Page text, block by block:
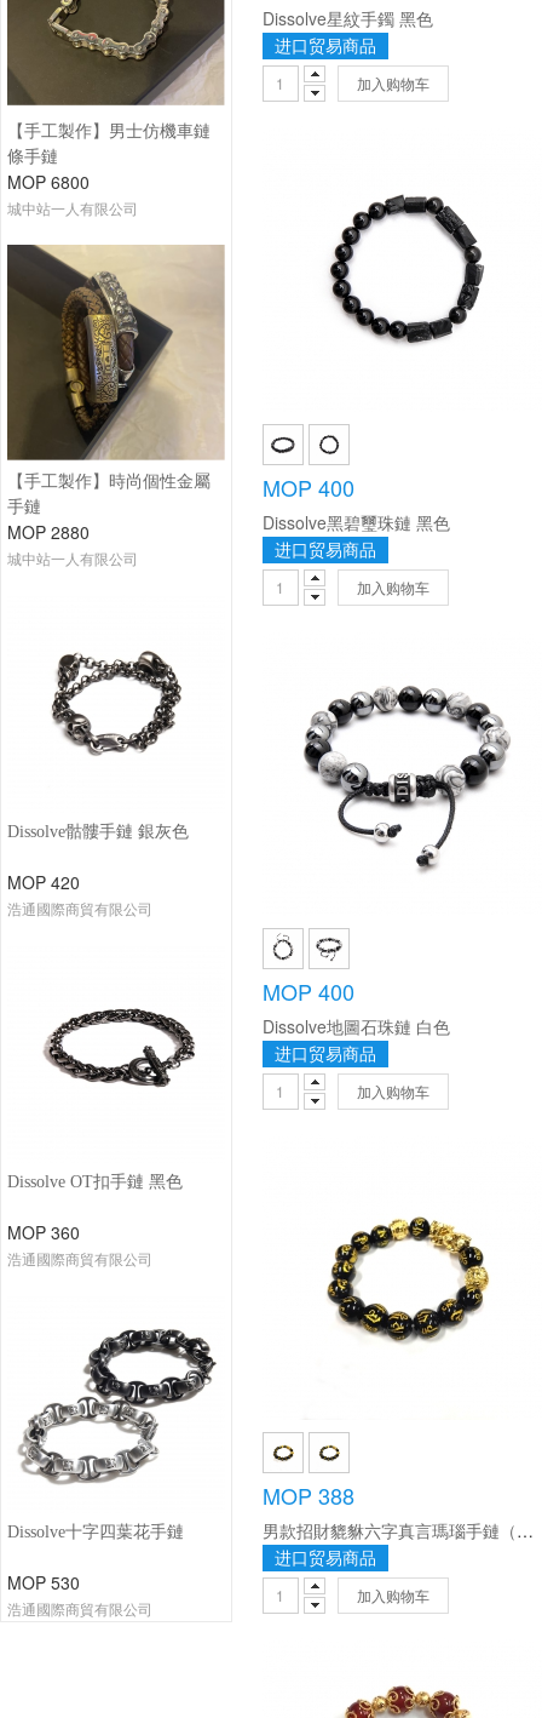
【手工製作】男士仿機車鏈
條手鏈
MOP 6800
城中站一人有限公司
【手工製作】時尚個性金屬
手鏈
MOP 2880
城中站一人有限公司
Dissolve骷髏手鏈 銀灰色
MOP 420
浩通國際商貿有限公司
Dissolve OT扣手鏈 黑色
MOP 360
浩通國際商貿有限公司
Dissolve十字四葉花手鏈
MOP 530
浩通國際商貿有限公司
Dissolve星紋手鐲 黑色
进口贸易商品
加入购物车
MOP 400
Dissolve黑碧璽珠鏈 黑色
进口贸易商品
加入购物车
MOP 400
Dissolve地圖石珠鏈 白色
进口贸易商品
加入购物车
MOP 388
男款招財貔貅六字真言瑪瑙手鏈（大）
进口贸易商品
加入购物车